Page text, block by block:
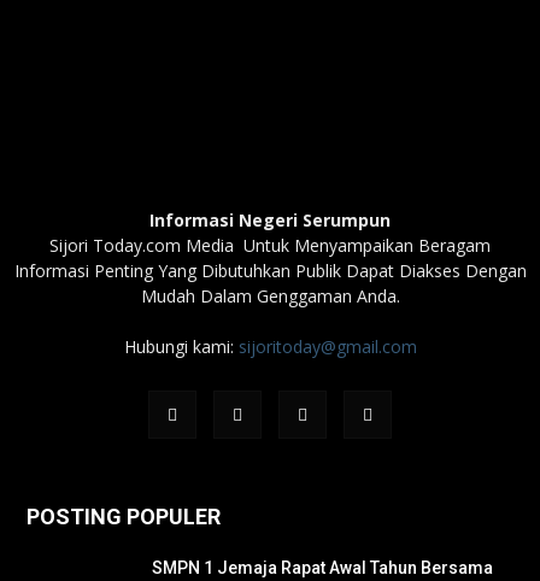
Informasi Negeri Serumpun
Sijori Today.com Media Untuk Menyampaikan Beragam
Informasi Penting Yang Dibutuhkan Publik Dapat Diakses Dengan
Mudah Dalam Genggaman Anda.
Hubungi kami: sijoritoday@gmail.com
POSTING POPULER
SMPN 1 Jemaja Rapat Awal Tahun Bersama